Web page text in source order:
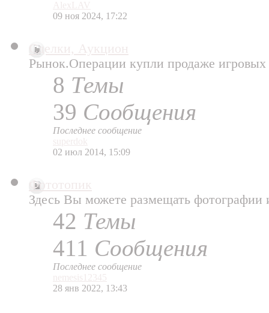
09 ноя 2024, 17:22
Сделки, Аукцион
Рынок.Операции купли продаже
8 Темы
39 Сообщения
Последнее сообщение
02 июл 2014, 15:09
Фототопик
Здесь Вы можете размещать фотографии
42 Темы
411 Сообщения
Последнее сообщение
28 янв 2022, 13:43